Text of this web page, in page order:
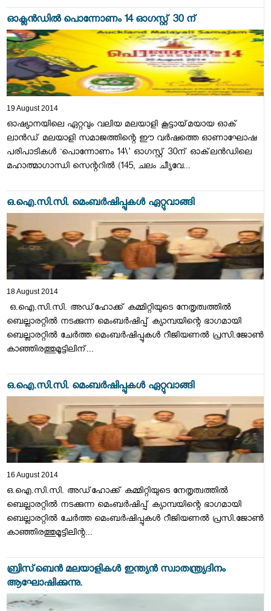
ഓക്ലന്‍ഡില്‍ പൊന്നോണം 14 ഓഗസ്റ്റ്‌ 30 ന്‌
19 August 2014
ഓഷ്യാനയിലെ ഏറ്റവും വലിയ മലയാളി കൂട്ടായ്‌മയായ ഓക്‌
ലാന്‍ഡ്‌ മലയാളി സമാജത്തിന്റെ ഈ വര്‍ഷത്തെ ഓണാഘോഷ
പരിപാടികള്‍ `പൊന്നോണം 14\' ഓഗസ്റ്റ്‌ 30ന്‌ ഓക്‌ലന്‍ഡിലെ
മഹാത്മാഗാന്ധി സെന്ററില്‍ (145, ചലം ചീൃവേ...
ഒ.ഐ.സി.സി. മെംബര്‍ഷിപ്പുകള്‍ ഏറ്റുവാങ്ങി
18 August 2014
ഒ.ഐ.സി.സി. അഡ്‌ഹോക്ക് കമ്മിറ്റിയുടെ നേതൃത്വത്തില്‍
ബെല്ലാരറ്റില്‍ നടക്കുന്ന മെംബര്‍ഷിപ്പ് ക്യാമ്പയിന്റെ ഭാഗമായി
ബെല്ലാരറ്റില്‍ ചേര്‍ത്ത മെംബര്‍ഷിപ്പുകള്‍ റീജിയണല്‍ പ്രസി.ജോണ്‍
കാഞ്ഞിരത്തുമൂട്ടിലിന്...
ഒ.ഐ.സി.സി. മെംബര്‍ഷിപ്പുകള്‍ ഏറ്റുവാങ്ങി
16 August 2014
ഒ.ഐ.സി.സി. അഡ്‌ഹോക്ക് കമ്മിറ്റിയുടെ നേതൃത്വത്തില്‍
ബെല്ലാരറ്റില്‍ നടക്കുന്ന മെംബര്‍ഷിപ്പ് ക്യാമ്പയിന്റെ ഭാഗമായി
ബെല്ലാരറ്റില്‍ ചേര്‍ത്ത മെംബര്‍ഷിപ്പുകള്‍ റീജിയണല്‍ പ്രസി.ജോണ്‍
കാഞ്ഞിരത്തുമൂട്ടിലിന്റ...
ബ്രിസ്‌ബെന്‍ മലയാളികള്‍ ഇന്ത്യന്‍ സ്വാതന്ത്ര്യദിനം
ആഘോഷിക്കുന്നു.